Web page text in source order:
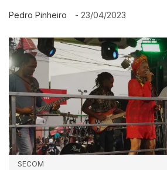
Pedro Pinheiro - 23/04/2023
SECOM